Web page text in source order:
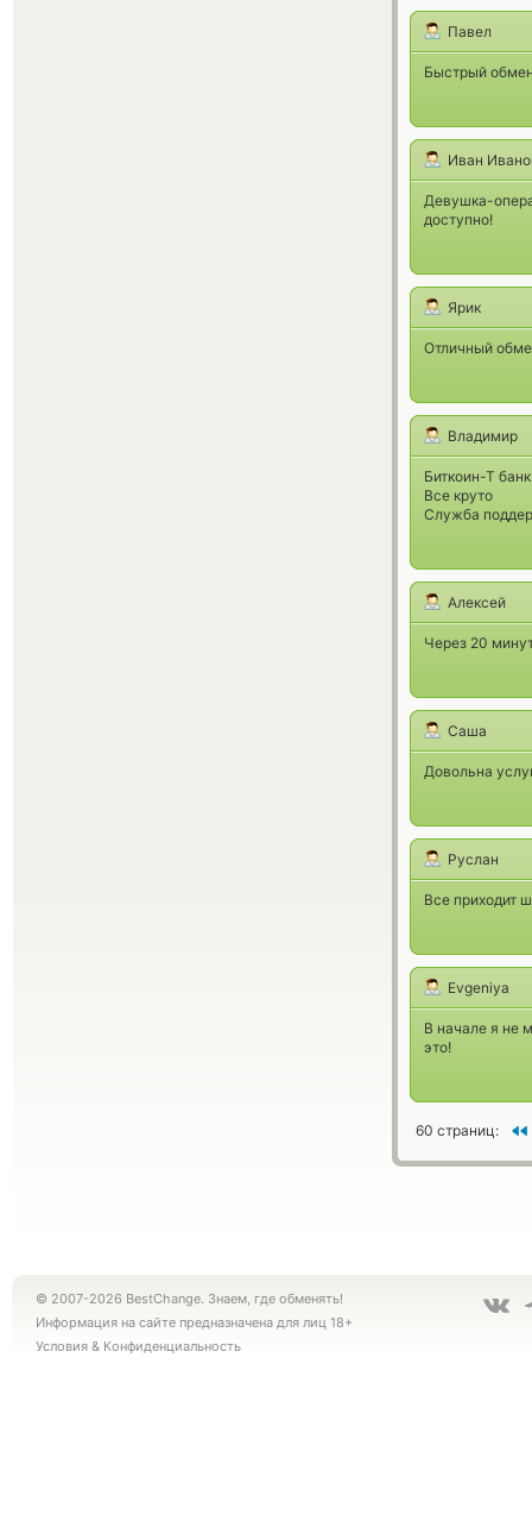
Павел
Быстрый
Иван
Девушка-
доступно!
Ярик
Отличный
Владимир
Биткоин-Т банк
Все круто
Служба
Алексей
Через 20
Саша
Довольна
Руслан
Все приходит
Evgeniya
В начале я не
это!
60 страниц:
© 2007-2026 BestChange. Знаем, где обменять!
Информация на сайте предназначена для лиц 18+
Условия & Конфиденциальность